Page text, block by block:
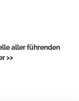
aller führenden
>>